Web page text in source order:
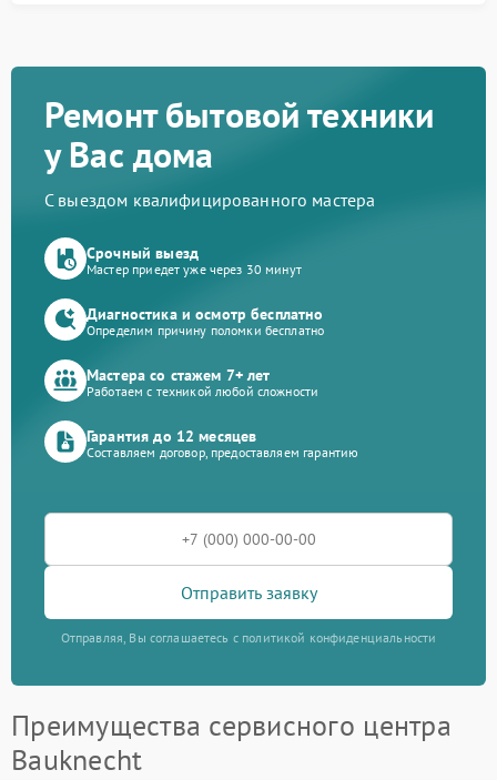
Ремонт бытовой техники
у Вас дома
С выездом квалифицированного мастера
Срочный выезд
Мастер приедет уже через 30 минут
Диагностика и осмотр бесплатно
Определим причину поломки бесплатно
Мастера со стажем 7+ лет
Работаем с техникой любой сложности
Гарантия до 12 месяцев
Составляем договор, предоставляем гарантию
Отправить заявку
Отправляя, Вы соглашаетесь с политикой конфиденциальности
Преимущества сервисного центра
Bauknecht